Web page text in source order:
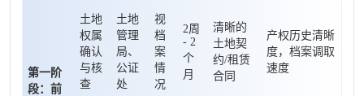
第一阶
段：前
土地
权属
确认
与核
查
土地
管理
局、
公证
处
视
档
案
情
况
2周
- 2
个
月
清晰的
土地契
约/租赁
合同
产权历史清晰
度，档案调取
速度